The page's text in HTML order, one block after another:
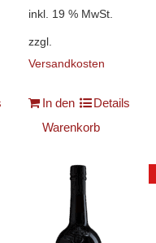
inkl. 19 % MwSt.
zzgl.
Versandkosten
In den
Warenkorb
Details